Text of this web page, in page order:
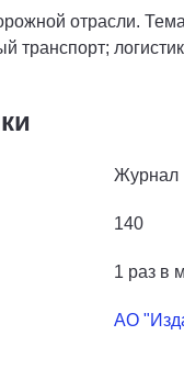
отрасли.
транспорт;
Журнал
140
1 раз в
АО